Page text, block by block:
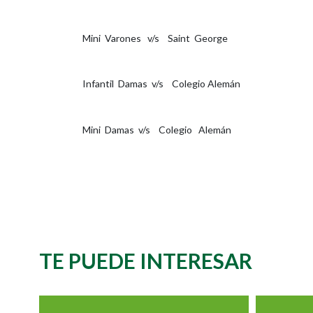
Mini Varones v/s Saint George
Infantil Damas v/s Colegio Alemán
Mini Damas v/s Colegio Alemán
TE PUEDE INTERESAR